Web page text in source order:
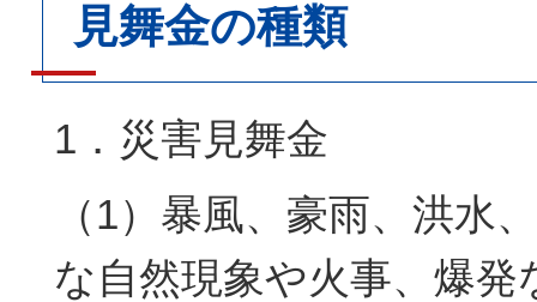
見舞金の種類
1．災害見舞金
（1）暴風、豪雨、洪水
な自然現象や火事、爆発